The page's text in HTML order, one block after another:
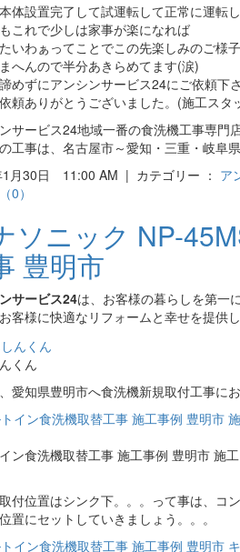
体設置完了して試運転して正常に運転
これで少しは家事が楽になれば
いわぁってことでこの先楽しみのご様
へんので半分あきらめてます(涙)
めずにアンシンサービス24にご依頼下
頼ありがとうございました。(施工スタ
サービス24地域一番の食洗機工事専門
工事は、名古屋市～愛知・三重・岐阜
1月30日 11:00 AM | カテゴリー ： ア
0）
ソニック NP-
豊明市
サービス24は、お客様の暮らしを第一
客様に快適なリフォームと幸せを提供
くん
愛知県豊明市へ食洗機新規取付工事に
ン食洗機取替工事 施工事例 豊明市 施工
付位置はシンク下。。。って事は、コ
置にセットしていきましょう。。。